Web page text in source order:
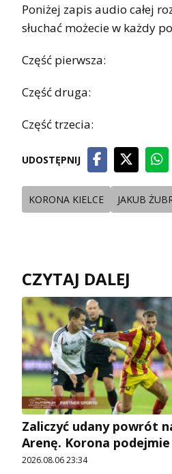
Poniżej zapis audio całej
słuchać możecie w każdy
Część pierwsza:
Część druga:
Część trzecia:
UDOSTĘPNIJ
KORONA KIELCE JAKUB
CZYTAJ DALEJ
Zaliczyć udany powrót
Arenę. Korona
2026.08.06 23:34